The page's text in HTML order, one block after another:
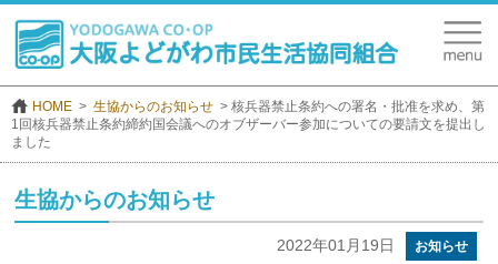
HOME 生協からのお知らせ
核兵器禁止条約への署名・批准を求め、第
1回核兵器禁止条約締約国会議へのオブザーバー参加についての要請文を提出し
ました
生協からのお知らせ
2022年01月19日 お知らせ